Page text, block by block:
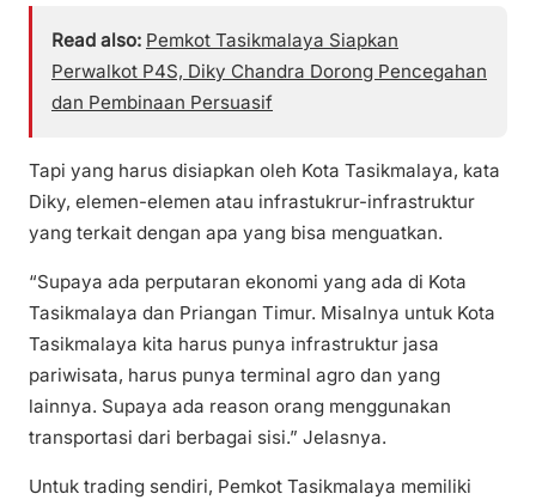
Read also: Pemkot Tasikmalaya Siapkan
Perwalkot P4S, Diky Chandra Dorong Pencegahan
dan Pembinaan Persuasif
Tapi yang harus disiapkan oleh Kota Tasikmalaya, kata
Diky, elemen-elemen atau infrastukrur-infrastruktur
yang terkait dengan apa yang bisa menguatkan.
“Supaya ada perputaran ekonomi yang ada di Kota
Tasikmalaya dan Priangan Timur. Misalnya untuk Kota
Tasikmalaya kita harus punya infrastruktur jasa
pariwisata, harus punya terminal agro dan yang
lainnya. Supaya ada reason orang menggunakan
transportasi dari berbagai sisi.” Jelasnya.
Untuk trading sendiri, Pemkot Tasikmalaya memiliki